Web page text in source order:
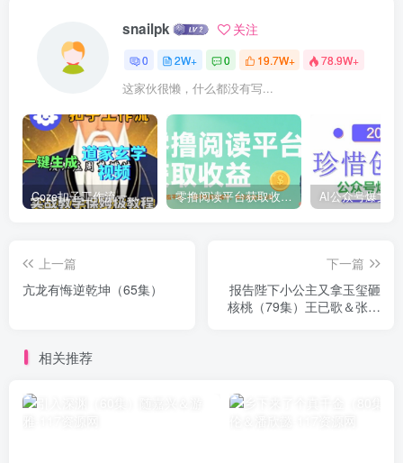
snailpk 关注
0 2W+ 0 19.7W+ 78.9W+
这家伙很懒，什么都没有写...
Coze扣子工作流一键生成道家玄学短视频，实战保姆级教程 零撸阅读平台获取收益，最新无门槛平台，一部手机即可操作，单日收益50-3张【揭秘】
上一篇
亢龙有悔逆乾坤（65集）
下一篇
报告陛下小公主又拿玉玺砸
核桃（79集）王已歌＆张紫
相关推荐